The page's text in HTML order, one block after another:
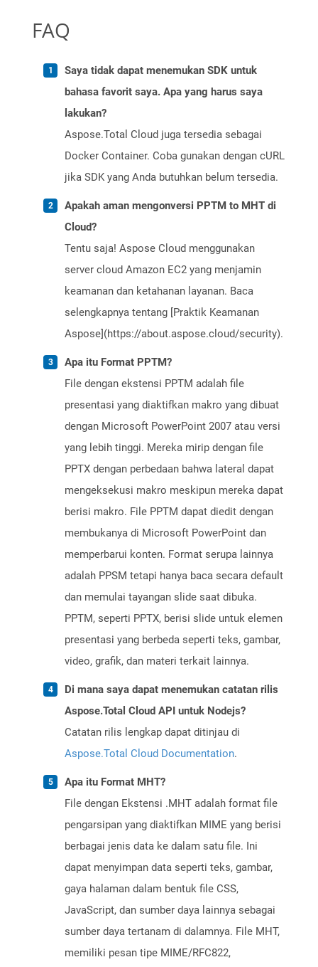
FAQ
Saya tidak dapat menemukan SDK untuk
bahasa favorit saya. Apa yang harus saya
lakukan?
Aspose.Total Cloud juga tersedia sebagai
Docker Container. Coba gunakan dengan cURL
jika SDK yang Anda butuhkan belum tersedia.
Apakah aman mengonversi PPTM to MHT di
Cloud?
Tentu saja! Aspose Cloud menggunakan
server cloud Amazon EC2 yang menjamin
keamanan dan ketahanan layanan. Baca
selengkapnya tentang [Praktik Keamanan
Aspose](https://about.aspose.cloud/security).
Apa itu Format PPTM?
File dengan ekstensi PPTM adalah file
presentasi yang diaktifkan makro yang dibuat
dengan Microsoft PowerPoint 2007 atau versi
yang lebih tinggi. Mereka mirip dengan file
PPTX dengan perbedaan bahwa lateral dapat
mengeksekusi makro meskipun mereka dapat
berisi makro. File PPTM dapat diedit dengan
membukanya di Microsoft PowerPoint dan
memperbarui konten. Format serupa lainnya
adalah PPSM tetapi hanya baca secara default
dan memulai tayangan slide saat dibuka.
PPTM, seperti PPTX, berisi slide untuk elemen
presentasi yang berbeda seperti teks, gambar,
video, grafik, dan materi terkait lainnya.
Di mana saya dapat menemukan catatan rilis
Aspose.Total Cloud API untuk Nodejs?
Catatan rilis lengkap dapat ditinjau di
Aspose.Total Cloud Documentation.
Apa itu Format MHT?
File dengan Ekstensi .MHT adalah format file
pengarsipan yang diaktifkan MIME yang berisi
berbagai jenis data ke dalam satu file. Ini
dapat menyimpan data seperti teks, gambar,
gaya halaman dalam bentuk file CSS,
JavaScript, dan sumber daya lainnya sebagai
sumber daya tertanam di dalamnya. File MHT,
memiliki pesan tipe MIME/RFC822,